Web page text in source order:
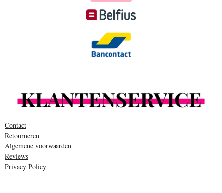
Contact
Retourneren
Algemene voorwaarden
Reviews
Privacy Policy